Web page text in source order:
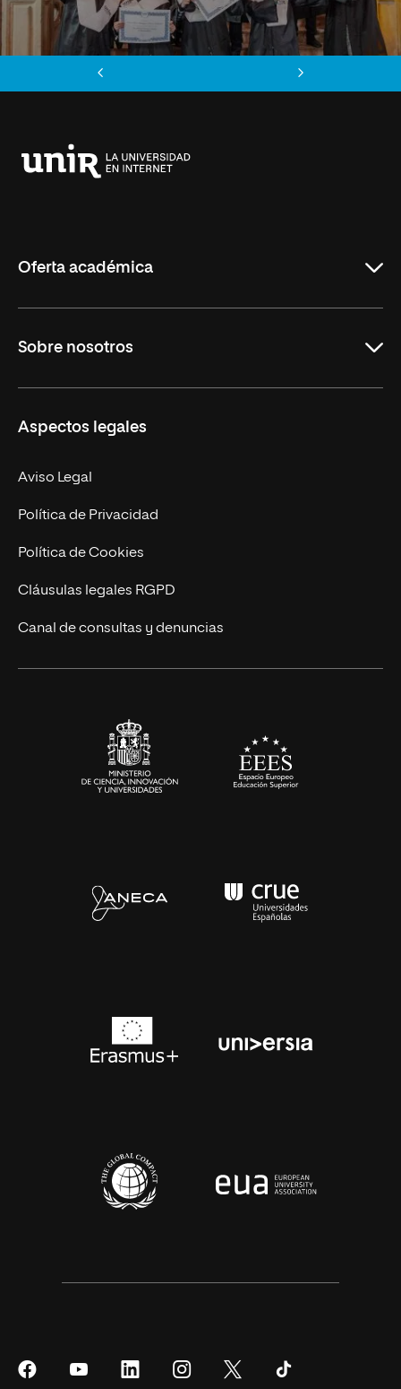
Oferta académica
Másteres Oficiales
Doctorados
Experto Universitario
Postgrados
Cursos Universitarios
Sobre nosotros
Facultades
Nuestro Equipo
Trabaja en UNIR
Actualidad
UNIR Revista
Eventos
Aspectos legales
Aviso Legal
Política de Privacidad
Política de Cookies
Cláusulas legales RGPD
Canal de consultas y denuncias
SíguenosSíguenos
SíguenosSíguenos
Síguenos